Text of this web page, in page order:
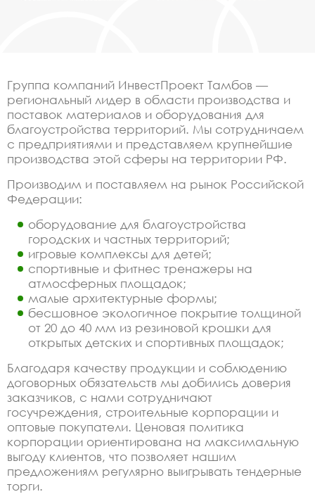
Группа компаний ИнвестПроект Тамбов —
региональный лидер в области производства и
поставок материалов и оборудования для
благоустройства территорий. Мы сотрудничаем
с предприятиями и представляем крупнейшие
производства этой сферы на территории РФ.
Производим и поставляем на рынок Российской
Федерации:
оборудование для благоустройства
городских и частных территорий;
игровые комплексы для детей;
спортивные и фитнес тренажеры на
атмосферных площадок;
малые архитектурные формы;
бесшовное экологичное покрытие толщиной
от 20 до 40 мм из резиновой крошки для
открытых детских и спортивных площадок;
Благодаря качеству продукции и соблюдению
договорных обязательств мы добились доверия
заказчиков, с нами сотрудничают
госучреждения, строительные корпорации и
оптовые покупатели. Ценовая политика
корпорации ориентирована на максимальную
выгоду клиентов, что позволяет нашим
предложениям регулярно выигрывать тендерные
торги.